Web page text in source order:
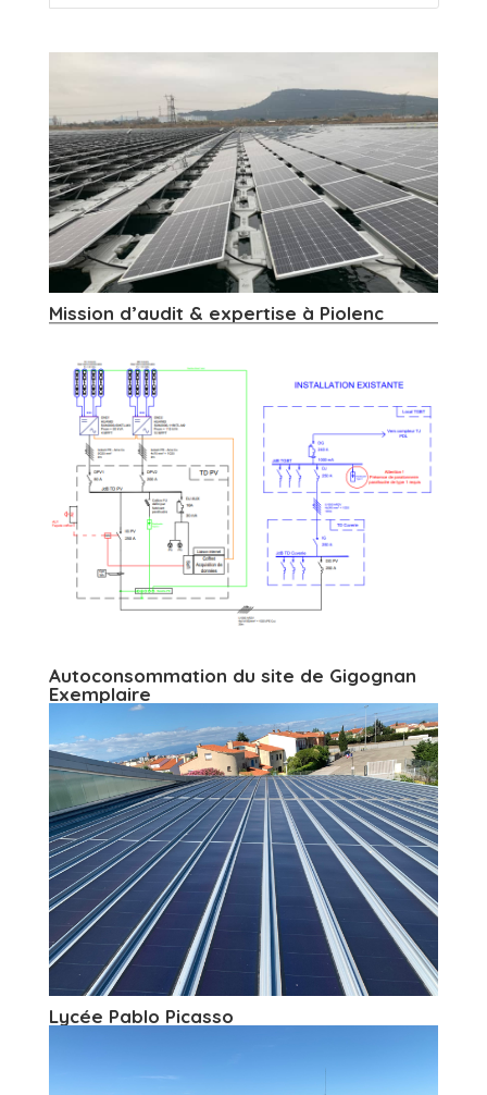
Mission d’audit & expertise à Piolenc
Autoconsommation du site de Gigognan
Exemplaire
Lycée Pablo Picasso